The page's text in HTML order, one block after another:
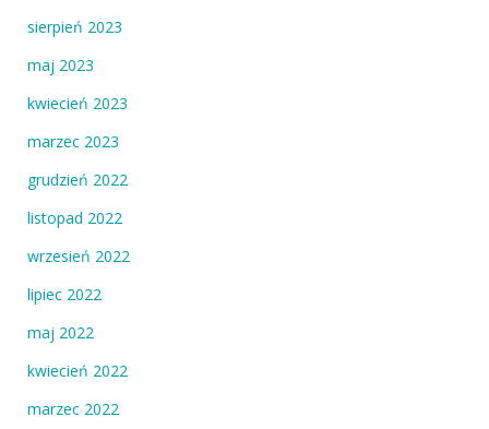
sierpień 2023
maj 2023
kwiecień 2023
marzec 2023
grudzień 2022
listopad 2022
wrzesień 2022
lipiec 2022
maj 2022
kwiecień 2022
marzec 2022